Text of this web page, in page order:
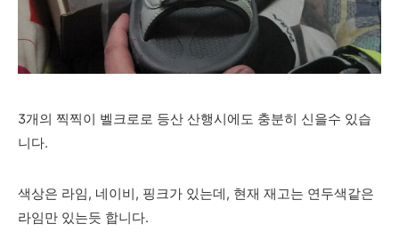
3개의 찍찍이 벨크로로 등산 산행시에도 충분히 신을수 있습
니다.
색상은 라임, 네이비, 핑크가 있는데, 현재 재고는 연두색같은
라임만 있는듯 합니다.